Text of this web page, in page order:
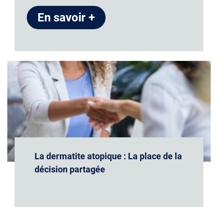
En savoir +
La dermatite atopique : La place de la
décision partagée